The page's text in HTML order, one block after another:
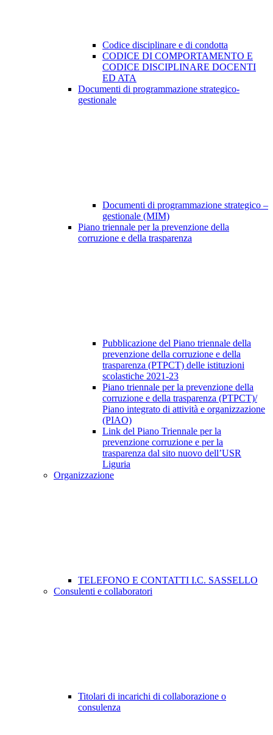
Codice disciplinare e di condotta
CODICE DI COMPORTAMENTO E
CODICE DISCIPLINARE DOCENTI
ED ATA
Documenti di programmazione strategico-
gestionale
Documenti di programmazione strategico –
gestionale (MIM)
Piano triennale per la prevenzione della
corruzione e della trasparenza
Pubblicazione del Piano triennale della
prevenzione della corruzione e della
trasparenza (PTPCT) delle istituzioni
scolastiche 2021-23
Piano triennale per la prevenzione della
corruzione e della trasparenza (PTPCT)/
Piano integrato di attività e organizzazione
(PIAO)
Link del Piano Triennale per la
prevenzione corruzione e per la
trasparenza dal sito nuovo dell’USR
Liguria
Organizzazione
TELEFONO E CONTATTI I.C. SASSELLO
Consulenti e collaboratori
Titolari di incarichi di collaborazione o
consulenza